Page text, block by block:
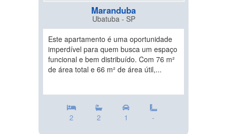
Maranduba
Ubatuba - SP
Este apartamento é uma oportunidade
imperdível para quem busca um espaço
funcional e bem distribuído. Com 76 m²
de área total e 66 m² de área útil,...
2 2 1 -